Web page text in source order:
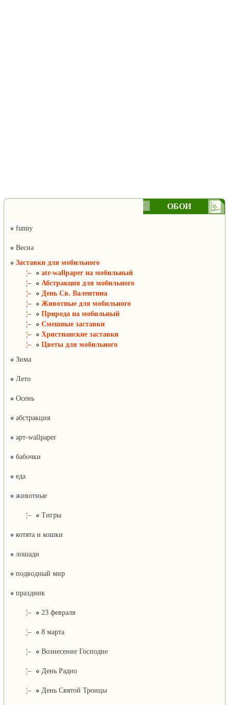
ОБОИ
funny
Весна
Заставки для мобильного
¦–
atr-wallpaper на мобильный
¦–
Абстракция для мобильного
¦–
День Св. Валентина
¦–
Животные для мобильного
¦–
Природа на мобильный
¦–
Смешные заставки
¦–
Христианские заставки
¦–
Цветы для мобильного
Зима
Лето
Осень
абстракция
арт-wallpaper
бабочки
еда
животные
¦– Тигры
котята и кошки
лошади
подводный мир
праздник
¦– 23 февраля
¦– 8 марта
¦– Вознесение Господне
¦– День Радио
¦– День Святой Троицы